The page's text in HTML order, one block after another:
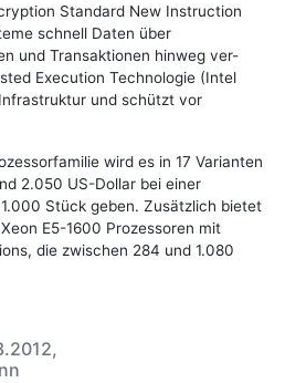
Standard New Instruction
schnell Daten über
und Transaktionen hinweg ver-
Execution Technologie (Intel
und schützt vor
wird es in 17 Varianten
2.050 US-Dollar bei einer
Stück geben. Zusätzlich bietet
E5-1600 Prozessoren mit
die zwischen 284 und 1.080